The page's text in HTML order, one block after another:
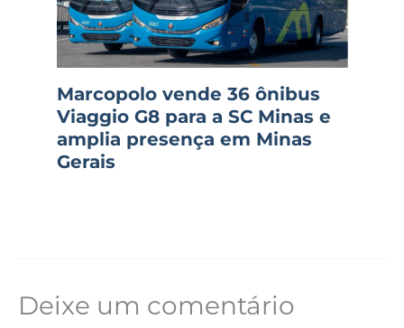
Marcopolo vende 36 ônibus
Viaggio G8 para a SC Minas e
amplia presença em Minas
Gerais
Deixe um comentário